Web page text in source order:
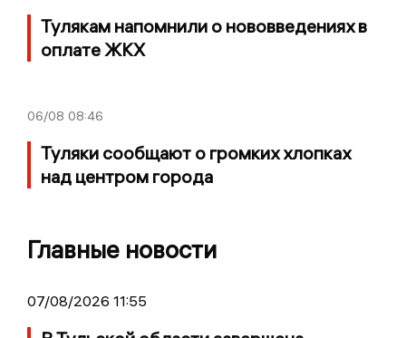
Тулякам напомнили о нововведениях в
оплате ЖКХ
06/08 08:46
Туляки сообщают о громких хлопках
над центром города
Главные новости
07/08/2026 11:55